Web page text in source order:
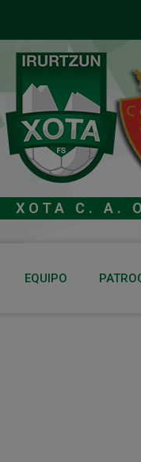
XOTA C. A.
EQUIPO